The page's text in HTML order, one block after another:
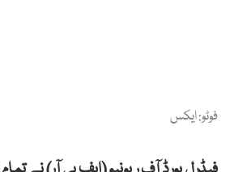
فوٹو: ایکس